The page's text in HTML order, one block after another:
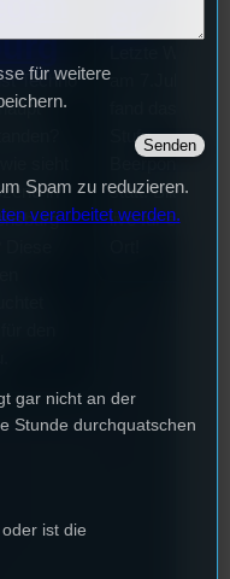
Techno
in
am 7.Juli 2026
Stufu
statt. Bilal war
live für euch
für weitere
Spam zu reduzieren.
verarbeitet werden.
gar nicht an der
Stunde durchquatschen
ist die